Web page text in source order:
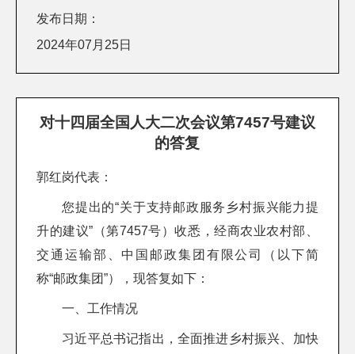
发布日期：
2024年07月25日
对十四届全国人大二次会议第7457号建议
的答复
郭红岗代表：
您提出的“关于支持邮政服务乡村振兴能力提
升的建议”（第7457号）收悉，经商农业农村部、
交通运输部、中国邮政集团有限公司（以下简
称“邮政集团”），现答复如下：
一、工作情况
习近平总书记指出，全面推进乡村振兴、加快